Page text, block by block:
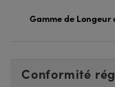
Gamme de Longeur
Conformité